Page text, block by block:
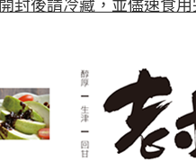
開封後請冷藏，並儘速食